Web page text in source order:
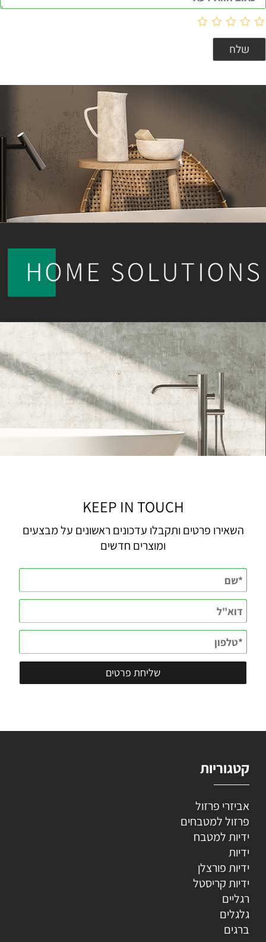
KEEP IN TOUCH
השאירו פרטים ותקבלו עדכונים ראשונים על מבצעים
ומוצרים חדשים
קטגוריות
אביזרי פרזול
פרזול למטבחים
ידיות למטבח
ידיות
ידיות פורצלן
ידיות קריסטל
רגליים
גלגלים
ברגים